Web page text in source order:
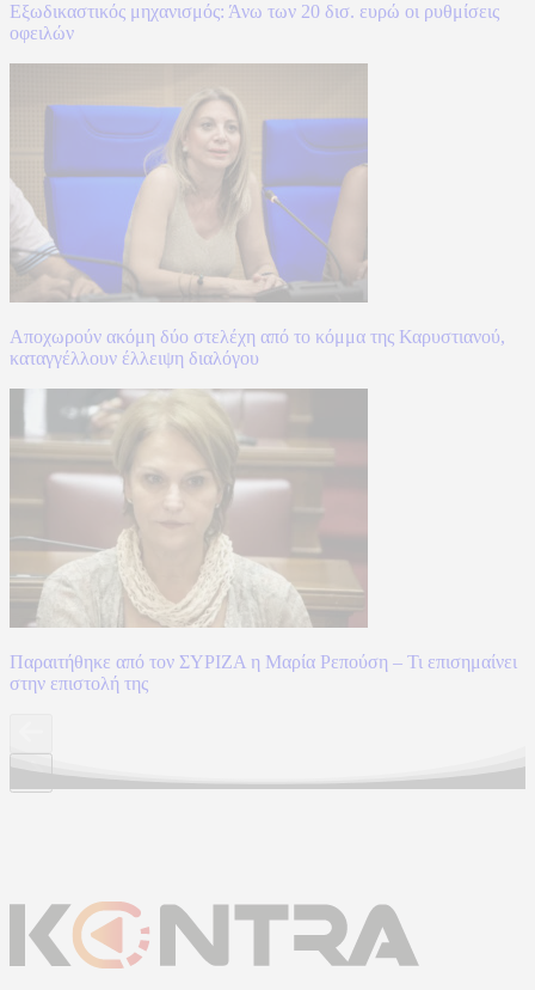
Εξωδικαστικός μηχανισμός: Άνω των 20 δισ. ευρώ οι ρυθμίσεις
οφειλών
Αποχωρούν ακόμη δύο στελέχη από το κόμμα της Καρυστιανού,
καταγγέλλουν έλλειψη διαλόγου
Παραιτήθηκε από τον ΣΥΡΙΖΑ η Μαρία Ρεπούση – Τι επισημαίνει
στην επιστολή της